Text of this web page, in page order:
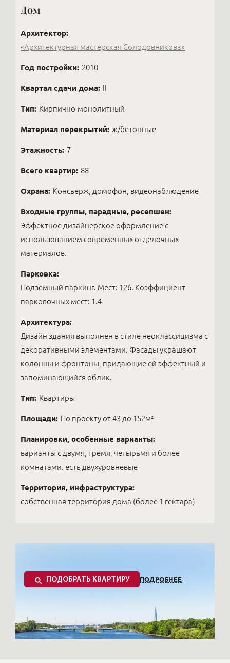
Дом
Архитектор:
«Архитектурная мастерская Солодовникова»
Год постройки: 2010
Квартал сдачи дома: II
Тип: Кирпично-монолитный
Материал перекрытий: ж/бетонные
Этажность: 7
Всего квартир: 88
Охрана: Консьерж, домофон, видеонаблюдение
Входные группы, парадные, ресепшен:
Эффектное дизайнерское оформление с
использованием современных отделочных
материалов.
Парковка:
Подземный паркинг. Мест: 126. Коэффициент
парковочных мест: 1.4
Архитектура:
Дизайн здания выполнен в стиле неоклассицизма с
декоративными элементами. Фасады украшают
колонны и фронтоны, придающие ей эффектный и
запоминающийся облик.
Тип: Квартиры
Площади: По проекту от 43 до 152м²
Планировки, особенные варианты:
варианты с двумя, тремя, четырьмя и более
комнатами. есть двухуровневые
Территория, инфраструктура:
собственная территория дома (более 1 гектара)
ПОДОБРАТЬ КВАРТИРУ ПОДРОБНЕЕ